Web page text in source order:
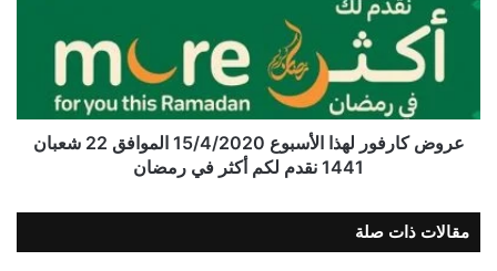
عروض كارفور لهذا الأسبوع 15/4/2020 الموافق 22 شعبان
1441 نقدم لكم أكثر في رمضان
مقالات ذات صلة